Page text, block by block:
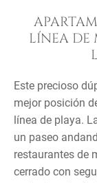
LÍNEA DE
Este precioso
mejor posición
línea de playa.
un paseo
restaurantes de
cerrado con